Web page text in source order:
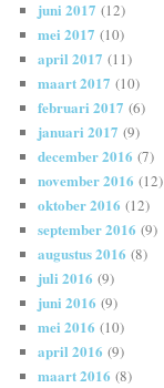
juni 2017 (12)
mei 2017 (10)
april 2017 (11)
maart 2017 (10)
februari 2017 (6)
januari 2017 (9)
december 2016 (7)
november 2016 (12)
oktober 2016 (12)
september 2016 (9)
augustus 2016 (8)
juli 2016 (9)
juni 2016 (9)
mei 2016 (10)
april 2016 (9)
maart 2016 (8)